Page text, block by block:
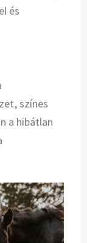
és
színes
a hibátlan